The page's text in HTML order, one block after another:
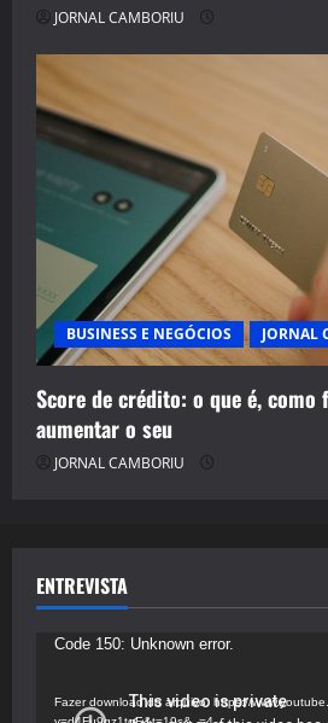
JORNAL CAMBORIU
BUSINESS E NEGÓCIOS JORNAL
Score de crédito: o que é, como
aumentar o seu
JORNAL CAMBORIU
ENTREVISTA
Tocador
vídeo
Code 150: Unknown error.
Fazer download do arquivo: https://